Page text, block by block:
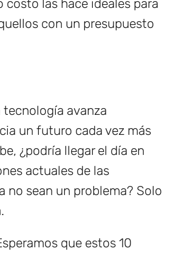
costo las hace ideales para
con un presupuesto
tecnología avanza
un futuro cada vez más
¿podría llegar el día en
actuales de las
no sean un problema? Solo
que estos 10